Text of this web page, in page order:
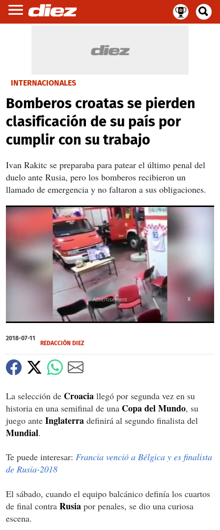
INTERNACIONALES
Bomberos croatas se pierden
clasificación de su país por
cumplir con su trabajo
Ivan Rakitc se preparaba para patear el último penal del
duelo ante Rusia, pero los bomberos recibieron un
llamado de emergencia y no faltaron a sus obligaciones.
of
43
X
2018-07-11
REDACCIÓN DIEZ
La selección de Croacia llegó por segunda vez en su
historia en una semifinal de una Copa del Mundo, su
juego ante Inglaterra definirá al segundo finalista del
Mundial.
Te puede interesar: Francia venció a Bélgica y es finalista
de Rusia-2018
El sábado, cuando el equipo balcánico definía los cuartos
de final contra Rusia por penales, se dio una curiosa
escena.